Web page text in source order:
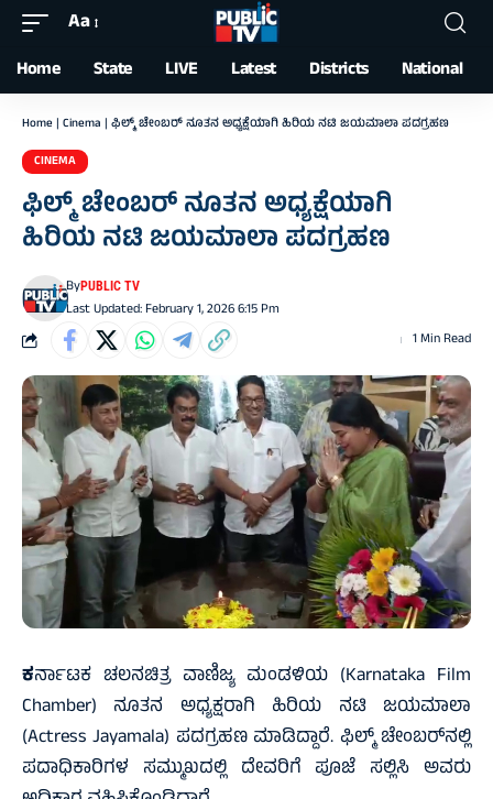
Font
Resizer
Aa
Home State LIVE Latest Districts National
Home | Cinema | ಫಿಲ್ಮ್ ಚೇಂಬರ್ ನೂತನ ಅಧ್ಯಕ್ಷೆಯಾಗಿ ಹಿರಿಯ ನಟಿ ಜಯಮಾಲಾ ಪದಗ್ರಹಣ
CINEMA
ಫಿಲ್ಮ್ ಚೇಂಬರ್ ನೂತನ ಅಧ್ಯಕ್ಷೆಯಾಗಿ
ಹಿರಿಯ ನಟಿ ಜಯಮಾಲಾ ಪದಗ್ರಹಣ
Last Updated: February 1, 2026 6:15 Pm
ByPUBLIC TV
1 Min Read
ಕರ್ನಾಟಕ ಚಲನಚಿತ್ರ ವಾಣಿಜ್ಯ ಮಂಡಳಿಯ (Karnataka Film
Chamber) ನೂತನ ಅಧ್ಯಕ್ಷರಾಗಿ ಹಿರಿಯ ನಟಿ ಜಯಮಾಲಾ
(Actress Jayamala) ಪದಗ್ರಹಣ ಮಾಡಿದ್ದಾರೆ. ಫಿಲ್ಮ್ ಚೇಂಬರ್‌ನಲ್ಲಿ
ಪದಾಧಿಕಾರಿಗಳ ಸಮ್ಮುಖದಲ್ಲಿ ದೇವರಿಗೆ ಪೂಜೆ ಸಲ್ಲಿಸಿ ಅವರು